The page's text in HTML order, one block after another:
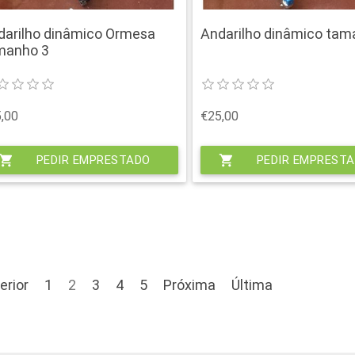
dinâmico Ormesa
3
PEDIR EMPRESTADO
Andarilho dinâmico
€25,00
shopping_cart PEDIR
1 2 3 4 5 Próxima Última